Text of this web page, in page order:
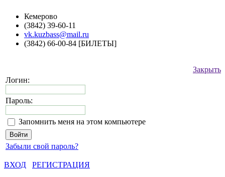
Кемерово
(3842) 39-60-11
vk.kuzbass@mail.ru
(3842) 66-00-84 [БИЛЕТЫ]
Закрыть
Логин:
Пароль:
Запомнить меня на этом компьютере
Забыли свой пароль?
ВХОД
РЕГИСТРАЦИЯ